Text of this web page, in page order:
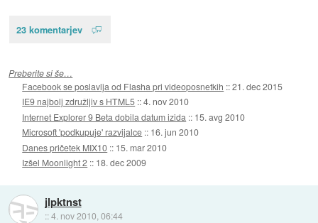
23 komentarjev
Preberite si še…
Facebook se poslavlja od Flasha pri videoposnetkih ::21. dec 2015
IE9 najbolj združljiv s HTML5 ::4. nov 2010
Internet Explorer 9 Beta dobila datum izida :: 15. avg 2010
Microsoft 'podkupuje' razvijalce :: 16. jun 2010
Danes pričetek MIX10 :: 15. mar 2010
Izšel Moonlight 2 :: 18. dec 2009
jlpktnst
::4. nov 2010, 06:44